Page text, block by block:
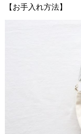
【お手入れ方法】